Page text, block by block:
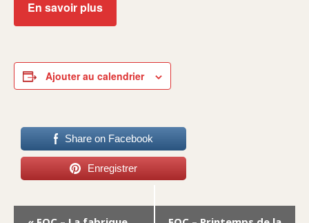
En savoir plus
Ajouter au calendrier
Share on Facebook
Enregistrer
Navigation